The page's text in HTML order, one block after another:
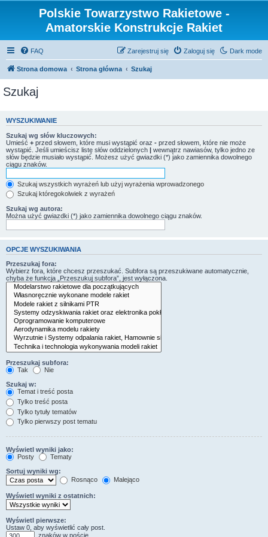
Polskie Towarzystwo Rakietowe -
Amatorskie Konstrukcje Rakiet
Dark mode
FAQ Zaloguj się
Zarejestruj się
Strona domowa Strona główna Szukaj
Szukaj
WYSZUKIWANIE
Szukaj wg słów kluczowych:
Umieść + przed słowem, które musi wystąpić oraz - przed słowem, które nie może
wystąpić. Jeśli umieścisz listę słów oddzielonych | wewnątrz nawiasów, tylko jedno ze
słów będzie musiało wystąpić. Możesz użyć gwiazdki (*) jako zamiennika dowolnego
ciągu znaków.
Szukaj wszystkich wyrażeń lub użyj wyrażenia wprowadzonego
Szukaj któregokolwiek z wyrażeń
Szukaj wg autora:
Można użyć gwiazdki (*) jako zamiennika dowolnego ciągu znaków.
OPCJE WYSZUKIWANIA
Przeszukaj fora:
Wybierz fora, które chcesz przeszukać. Subfora są przeszukiwane automatycznie,
chyba że funkcja „Przeszukuj subfora”, jest wyłączona.
Przeszukaj subfora:
Tak
Nie
Szukaj w:
Temat i treść posta
Tylko treść posta
Tylko tytuły tematów
Tylko pierwszy post tematu
Wyświetl wyniki jako:
Posty
Tematy
Sortuj wyniki wg:
Rosnąco
Malejąco
Wyświetl wyniki z ostatnich:
Wyświetl pierwsze:
Ustaw 0, aby wyświetlić cały post.
znaków w poście